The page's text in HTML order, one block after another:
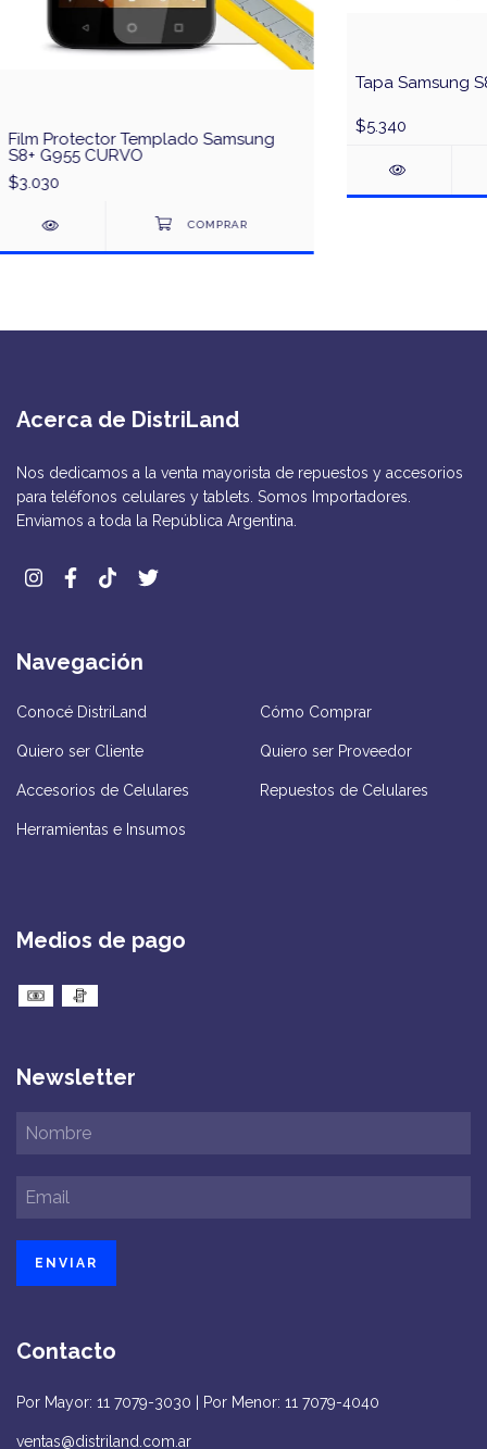
Film Protector Templado Samsung
S8+ G955 CURVO
$3.030
Tapa Samsung
$5.340
Acerca de DistriLand
Nos dedicamos a la venta mayorista de repuestos y accesorios
para teléfonos celulares y tablets. Somos Importadores.
Enviamos a toda la República Argentina.
Navegación
Conocé DistriLand Cómo Comprar
Quiero ser Cliente Quiero ser Proveedor
Accesorios de Celulares Repuestos de Celulares
Herramientas e Insumos
Medios de pago
Newsletter
Contacto
Por Mayor: 11 7079-3030 | Por Menor: 11 7079-4040
ventas@distriland.com.ar